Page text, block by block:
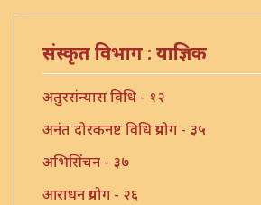
संस्कृत विभाग : याज्ञिक
अतुरसंन्यास विधि - १२
अनंत दोरकनष्ट विधि प्रयोग - ३५
अभिसिंचन - ३७
आराधन प्रयोग - २६